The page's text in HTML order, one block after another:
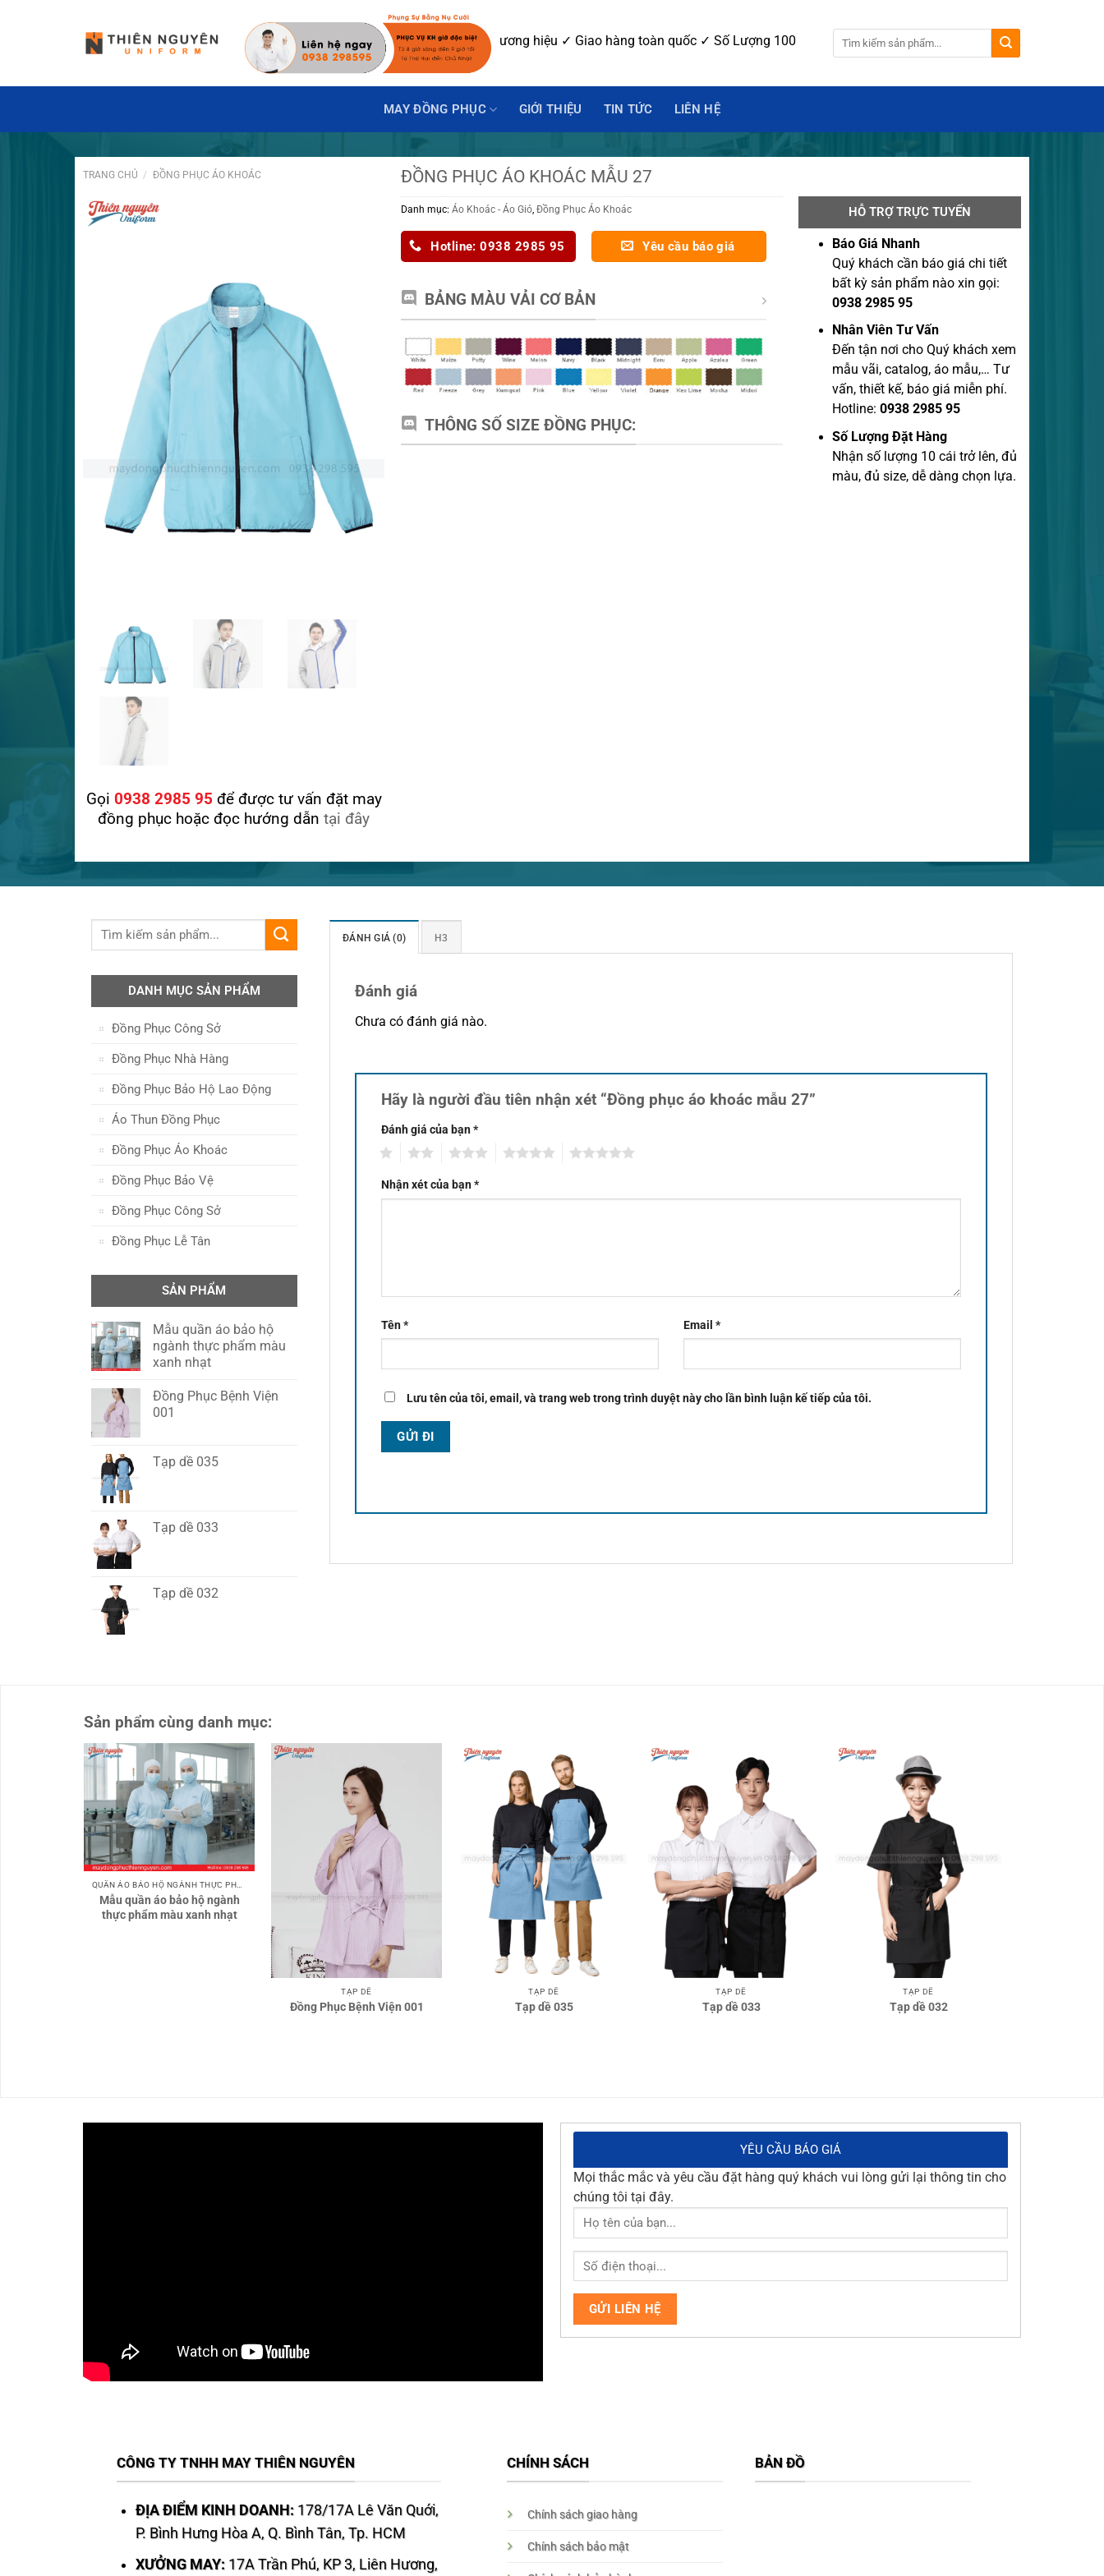
Đặt hàng hôm nay ✓ Miễn phí thiết kế may mẫu ✓ In-Thêu logo thương hiệu ✓ Giao hàng toàn quốc ✓ Số Lượng 100 cái.
MAY ĐỒNG PHỤC GIỚI THIỆU TIN TỨC LIÊN HỆ
TRANG CHỦ / ĐỒNG PHỤC ÁO KHOÁC ĐỒNG PHỤC ÁO KHOÁC MẪU 27
Gọi 0938 2985 95 để được tư vấn đặt may
đồng phục hoặc đọc hướng dẫn tại đây
Danh mục:Áo Khoác - Áo Gió ,Đồng Phục Áo Khoác
Hotline: 0938 2985 95 Yêu cầu báo giá
BẢNG MÀU VẢI CƠ BẢN
THÔNG SỐ SIZE ĐỒNG PHỤC:
HỖ TRỢ TRỰC TUYẾN
Báo Giá Nhanh
Quý khách cần báo giá chi tiết
bất kỳ sản phẩm nào xin gọi:
0938 2985 95
Nhân Viên Tư Vấn
Đến tận nơi cho Quý khách xem
mẫu vãi, catalog, áo mẫu,… Tư
vấn, thiết kế, báo giá miễn phí.
Hotline: 0938 2985 95
Số Lượng Đặt Hàng
Nhận số lượng 10 cái trở lên, đủ
màu, đủ size, dễ dàng chọn lựa.
DANH MỤC SẢN PHẨM
Đồng Phục Công Sở
Đồng Phục Nhà Hàng
Đồng Phục Bảo Hộ Lao Động
Áo Thun Đồng Phục
Đồng Phục Áo Khoác
Đồng Phục Bảo Vệ
Đồng Phục Công Sở
Đồng Phục Lễ Tân
SẢN PHẨM
Mẫu quần áo bảo hộ
ngành thực phẩm màu
xanh nhạt
Đồng Phục Bệnh Viện
001
Tạp dề 035
Tạp dề 033
Tạp dề 032
ĐÁNH GIÁ (0) H3
Đánh giá
Chưa có đánh giá nào.
Hãy là người đầu tiên nhận xét “Đồng phục áo khoác mẫu 27”
Đánh giá của bạn*
Nhận xét của bạn*
Tên* Email*
Lưu tên của tôi, email, và trang web trong trình duyệt này cho lần bình luận kế tiếp của tôi.
Sản phẩm cùng danh mục:
QUẦN ÁO BẢO HỘ NGÀNH THỰC PHẨM
Mẫu quần áo bảo hộ ngành
thực phẩm màu xanh nhạt
TẠP DỀ
Đồng Phục Bệnh Viện 001
TẠP DỀ
Tạp dề 035
TẠP DỀ
Tạp dề 033
TẠP DỀ
Tạp dề 032
YÊU CẦU BÁO GIÁ
Mọi thắc mắc và yêu cầu đặt hàng quý khách vui lòng gửi lại thông tin cho
chúng tôi tại đây.
CÔNG TY TNHH MAY THIÊN NGUYÊN
ĐỊA ĐIỂM KINH DOANH: 178/17A Lê Văn Quới,
P. Bình Hưng Hòa A, Q. Bình Tân, Tp. HCM
XƯỞNG MAY: 17A Trần Phú, KP 3, Liên Hương,
CHÍNH SÁCH
Chính sách giao hàng
Chính sách bảo mật
BẢN ĐỒ